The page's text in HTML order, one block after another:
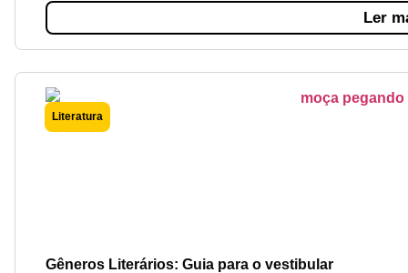
Ler
Gêneros Literários: Guia para o vestibular
Literatura